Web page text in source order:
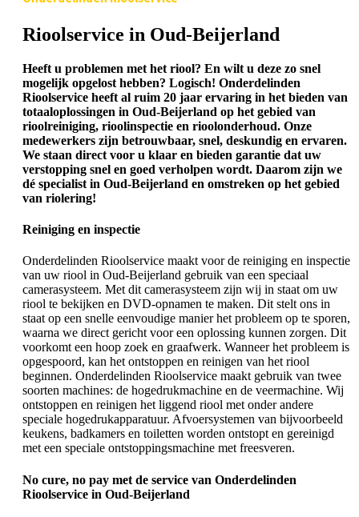
Rioolservice in Oud-Beijerland
Heeft u problemen met het riool? En wilt u deze zo snel
mogelijk opgelost hebben? Logisch! Onderdelinden
Rioolservice heeft al ruim 20 jaar ervaring in het bieden van
totaaloplossingen in Oud-Beijerland op het gebied van
rioolreiniging, rioolinspectie en rioolonderhoud. Onze
medewerkers zijn betrouwbaar, snel, deskundig en ervaren.
We staan direct voor u klaar en bieden garantie dat uw
verstopping snel en goed verholpen wordt. Daarom zijn we
dé specialist in Oud-Beijerland en omstreken op het gebied
van riolering!
Reiniging en inspectie
Onderdelinden Rioolservice maakt voor de reiniging en inspectie
van uw riool in Oud-Beijerland gebruik van een speciaal
camerasysteem. Met dit camerasysteem zijn wij in staat om uw
riool te bekijken en DVD-opnamen te maken. Dit stelt ons in
staat op een snelle eenvoudige manier het probleem op te sporen,
waarna we direct gericht voor een oplossing kunnen zorgen. Dit
voorkomt een hoop zoek en graafwerk. Wanneer het probleem is
opgespoord, kan het ontstoppen en reinigen van het riool
beginnen. Onderdelinden Rioolservice maakt gebruik van twee
soorten machines: de hogedrukmachine en de veermachine. Wij
ontstoppen en reinigen het liggend riool met onder andere
speciale hogedrukapparatuur. Afvoersystemen van bijvoorbeeld
keukens, badkamers en toiletten worden ontstopt en gereinigd
met een speciale ontstoppingsmachine met freesveren.
No cure, no pay met de service van Onderdelinden
Rioolservice in Oud-Beijerland